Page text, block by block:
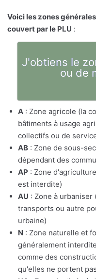
Voici les zones
couvert par le PLU :
J'obtiens le
ou de
A : Zone agricole (la
bâtiments à usage
collectifs ou de
AB : Zone de sous-
dépendant des
AP : Zone
est interdite)
AU : Zone à
transports ou autre
urbaine)
N : Zone naturelle et
généralement
comme des
qu'elles ne portent